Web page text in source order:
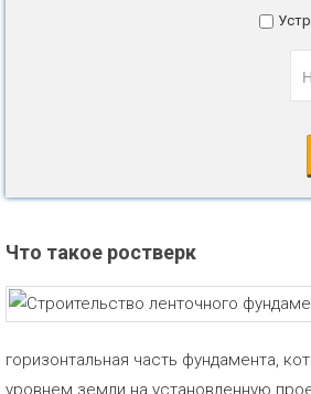
Что такое ростверк
горизонтальная часть фундамента,
уровнем земли на установленную